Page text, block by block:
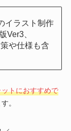
イラスト制作
Ver3、
や仕様も含
トにおすすめで
。